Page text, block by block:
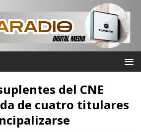
del CNE
de cuatro titulares